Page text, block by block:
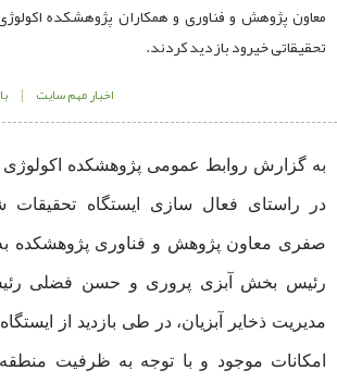
معاون پژوهش و فناوری و همکاران پژوهشکده
تحقیقاتی خیرود بازدید کردند.
اخبار مهم سایت |
به گزارش روابط عمومی پژوهشکده
در راستای فعال سازی ایستگاه تحقیقات
صفری معاون پژوهش و فناوری پژوهشکده به
رئیس بخش آبزی پروری و حسن فضلی
مدیریت ذخایر آبزیان، در طی بازدید از
امکانات موجود و با توجه به ظرفیت